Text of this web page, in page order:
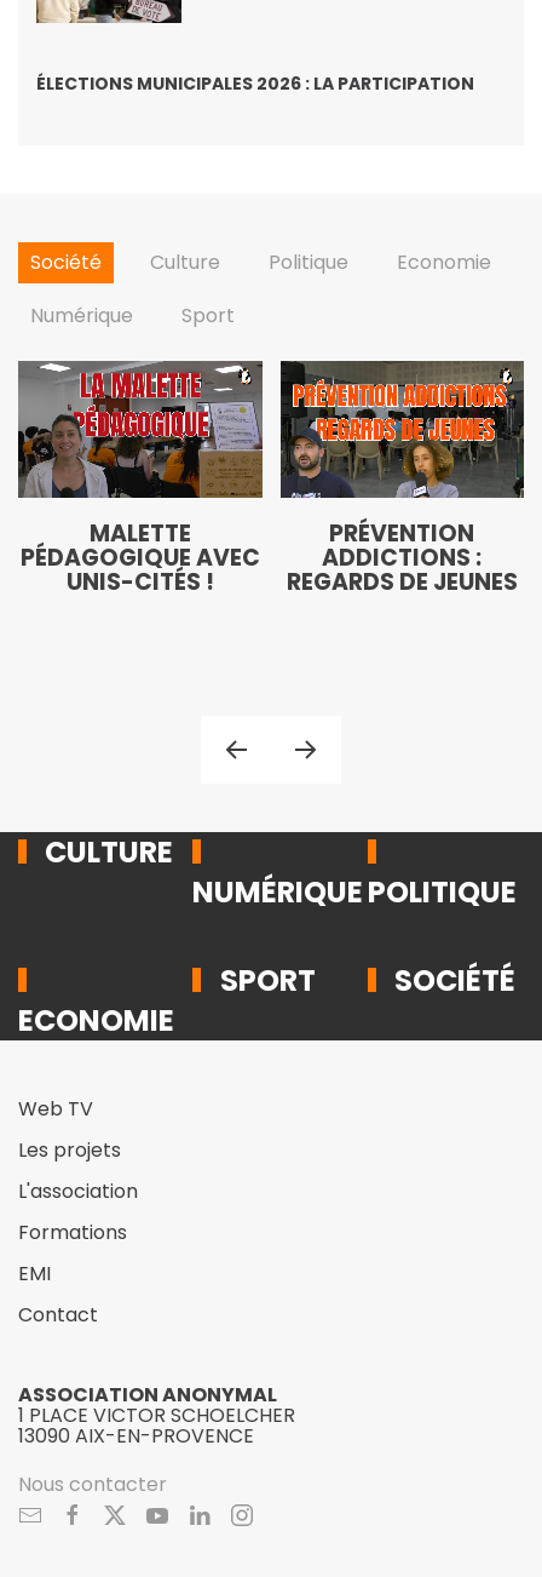
ÉLECTIONS MUNICIPALES 2026 : LA PARTICIPATION
Société Culture Politique
Economie
Numérique
Sport
MALETTE
PÉDAGOGIQUE AVEC
UNIS-CITÉS !
PRÉVENTION
ADDICTIONS :
REGARDS DE JEUNES
CULTURE
NUMÉRIQUEPOLITIQUE
ECONOMIE
SPORT SOCIÉTÉ
Web TV
Les projets
L'association
Formations
EMI
Contact
ASSOCIATION ANONYMAL
1 PLACE VICTOR SCHOELCHER
13090 AIX-EN-PROVENCE
Nous contacter